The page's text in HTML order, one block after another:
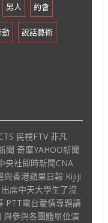
男人 約會
動 說話藝術
民視FTV 非凡
聞 奇摩YAHOO新聞
央社即時新聞CNA
與香港蘋果日報 Kijiji
席中天大學生了沒
PTT電台愛情專題講
參與各團體單位演